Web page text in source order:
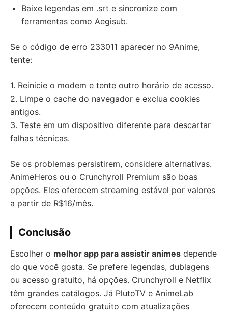
Baixe legendas em .srt e sincronize com
ferramentas como Aegisub.
Se o código de erro 233011 aparecer no 9Anime,
tente:
1. Reinicie o modem e tente outro horário de acesso.
2. Limpe o cache do navegador e exclua cookies
antigos.
3. Teste em um dispositivo diferente para descartar
falhas técnicas.
Se os problemas persistirem, considere alternativas.
AnimeHeros ou o Crunchyroll Premium são boas
opções. Eles oferecem streaming estável por valores
a partir de R$16/mês.
Conclusão
Escolher o melhor app para assistir animes depende
do que você gosta. Se prefere legendas, dublagens
ou acesso gratuito, há opções. Crunchyroll e Netflix
têm grandes catálogos. Já PlutoTV e AnimeLab
oferecem conteúdo gratuito com atualizações